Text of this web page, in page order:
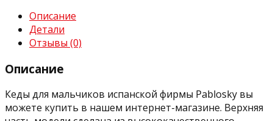
Описание
Детали
Отзывы (0)
Описание
Кеды для мальчиков испанской фирмы Pablosky вы
можете купить в нашем интернет-магазине. Верхняя